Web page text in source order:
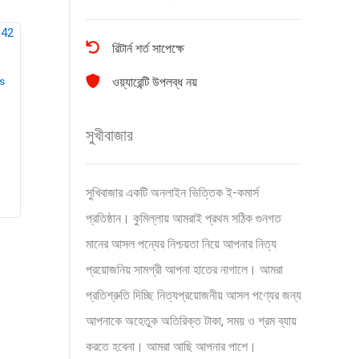
রিটার্ন শর্ত সাপেক্ষে
ওয়্যারেন্টি উপলব্ধ নয়
সুখীবাজার
সুখিবাজার একটি অনলাইন ভিত্তিক ই-কমার্স
প্রতিষ্ঠান। কুমিল্লায় আমরাই প্রথম সঠিক গুনগত
মানের আসল পন্যের নিশ্চয়তা নিয়ে আপনার নিত্য
প্রয়োজনিয় সামগ্রী আপনা হাতের নাগালে। আমরা
প্রতিশ্রুতি দিচ্ছি নিত্যপ্রয়োজনীয় আসল পণ্যের জন্য
আপনাকে অহেতুক অতিরিক্ত টাকা, সময় ও শ্রম ব্যায়
করতে হবেনা। আমরা আছি আপনার পাশে।